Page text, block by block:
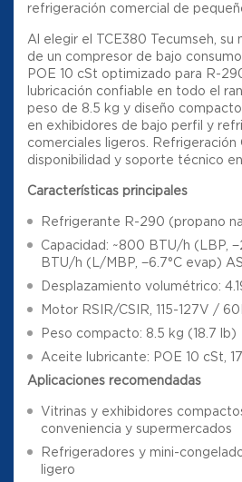
refrigeración comercial de
Al elegir el TCE380 Tecumseh, su
de un compresor de bajo
POE 10 cSt optimizado para R-
lubricación confiable en todo el
peso de 8.5 kg y diseño
en exhibidores de bajo perfil y
comerciales ligeros. Refrigeración
disponibilidad y soporte técnico en
Características principales
Refrigerante R-290 (propano
Capacidad: ~800 BTU/h (LBP,
BTU/h (L/MBP, −6.7°C evap)
Desplazamiento volumétrico:
Motor RSIR/CSIR, 115-127V /
Peso compacto: 8.5 kg (18.7 lb)
Aceite lubricante: POE 10 cSt,
Aplicaciones recomendadas
Vitrinas y exhibidores
conveniencia y supermercados
Refrigeradores y mini-
ligero